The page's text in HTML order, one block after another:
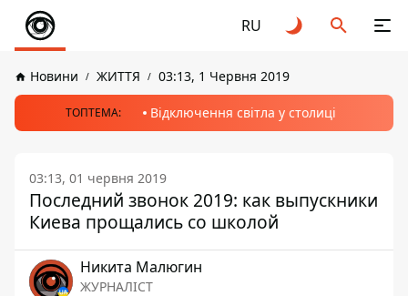
RU
Новини ЖИТТЯ 03:13, 1 Червня 2019
ТОПТЕМА: Відключення світла у столиці
03:13, 01 червня 2019
Последний звонок 2019: как выпускники
Киева прощались со школой
Никита Малюгин
ЖУРНАЛІСТ